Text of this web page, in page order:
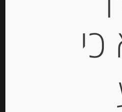
יחידות
כי